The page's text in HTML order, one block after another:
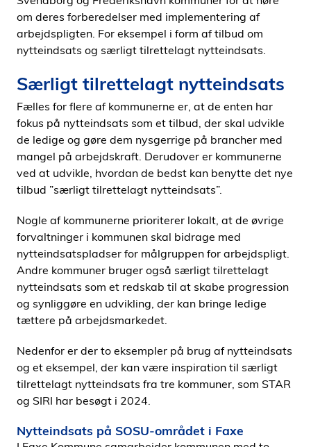
om deres forberedelser med implementering af
arbejdspligten. For eksempel i form af tilbud om
nytteindsats og særligt tilrettelagt nytteindsats.
Særligt tilrettelagt nytteindsats
Fælles for flere af kommunerne er, at de enten har
fokus på nytteindsats som et tilbud, der skal udvikle
de ledige og gøre dem nysgerrige på brancher med
mangel på arbejdskraft. Derudover er kommunerne
ved at udvikle, hvordan de bedst kan benytte det nye
tilbud ”særligt tilrettelagt nytteindsats”.
Nogle af kommunerne prioriterer lokalt, at de øvrige
forvaltninger i kommunen skal bidrage med
nytteindsatspladser for målgruppen for arbejdspligt.
Andre kommuner bruger også særligt tilrettelagt
nytteindsats som et redskab til at skabe progression
og synliggøre en udvikling, der kan bringe ledige
tættere på arbejdsmarkedet.
Nedenfor er der to eksempler på brug af nytteindsats
og et eksempel, der kan være inspiration til særligt
tilrettelagt nytteindsats fra tre kommuner, som STAR
og SIRI har besøgt i 2024.
Nytteindsats på SOSU-området i Faxe